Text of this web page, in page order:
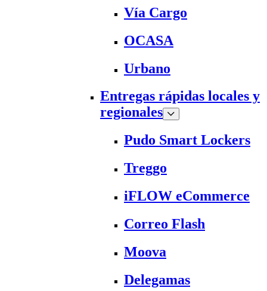
Vía Cargo
OCASA
Urbano
Entregas rápidas locales y
regionales
Pudo Smart Lockers
Treggo
iFLOW eCommerce
Correo Flash
Moova
Delegamas